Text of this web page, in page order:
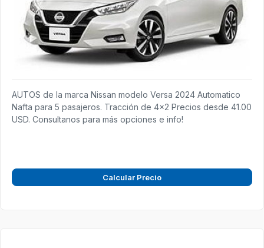
AUTOS de la marca Nissan modelo Versa 2024 Automatico
Nafta para 5 pasajeros. Tracción de 4x2 Precios desde 41.00
USD. Consultanos para más opciones e info!
Calcular Precio